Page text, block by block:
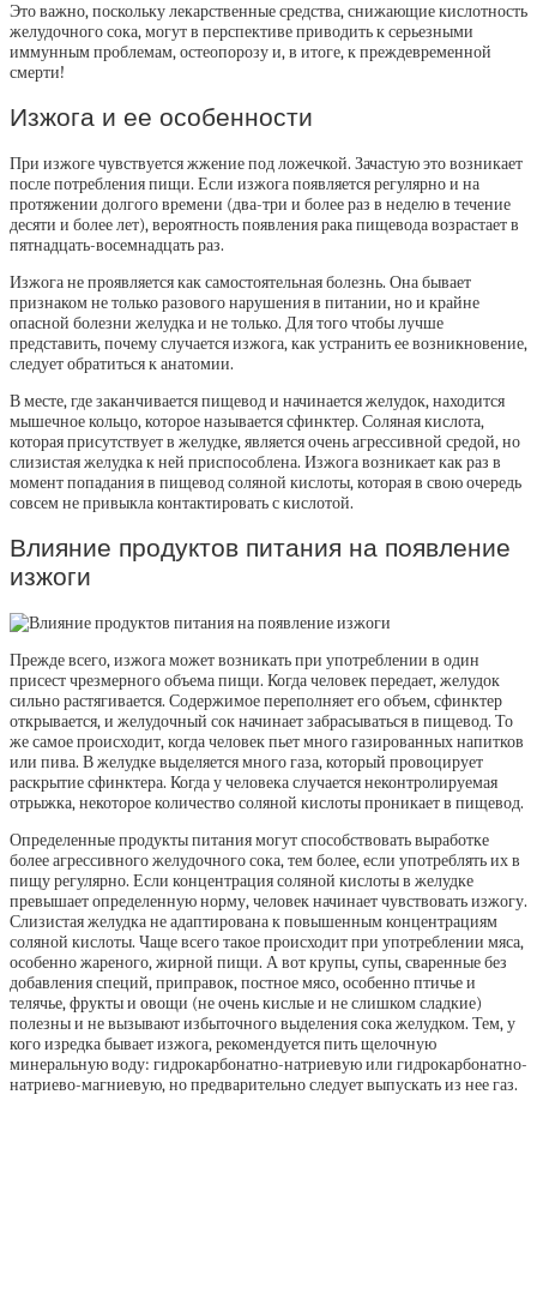
Это важно, поскольку лекарственные средства, снижающие кислотность
желудочного сока, могут в перспективе приводить к серьезными
иммунным проблемам, остеопорозу и, в итоге, к преждевременной
смерти!
Изжога и ее особенности
При изжоге чувствуется жжение под ложечкой. Зачастую это возникает
после потребления пищи. Если изжога появляется регулярно и на
протяжении долгого времени (два-три и более раз в неделю в течение
десяти и более лет), вероятность появления рака пищевода возрастает в
пятнадцать-восемнадцать раз.
Изжога не проявляется как самостоятельная болезнь. Она бывает
признаком не только разового нарушения в питании, но и крайне
опасной болезни желудка и не только. Для того чтобы лучше
представить, почему случается изжога, как устранить ее возникновение,
следует обратиться к анатомии.
В месте, где заканчивается пищевод и начинается желудок, находится
мышечное кольцо, которое называется сфинктер. Соляная кислота,
которая присутствует в желудке, является очень агрессивной средой, но
слизистая желудка к ней приспособлена. Изжога возникает как раз в
момент попадания в пищевод соляной кислоты, которая в свою очередь
совсем не привыкла контактировать с кислотой.
Влияние продуктов питания на появление
изжоги
Прежде всего, изжога может возникать при употреблении в один
присест чрезмерного объема пищи. Когда человек передает, желудок
сильно растягивается. Содержимое переполняет его объем, сфинктер
открывается, и желудочный сок начинает забрасываться в пищевод. То
же самое происходит, когда человек пьет много газированных напитков
или пива. В желудке выделяется много газа, который провоцирует
раскрытие сфинктера. Когда у человека случается неконтролируемая
отрыжка, некоторое количество соляной кислоты проникает в пищевод.
Определенные продукты питания могут способствовать выработке
более агрессивного желудочного сока, тем более, если употреблять их в
пищу регулярно. Если концентрация соляной кислоты в желудке
превышает определенную норму, человек начинает чувствовать изжогу.
Слизистая желудка не адаптирована к повышенным концентрациям
соляной кислоты. Чаще всего такое происходит при употреблении мяса,
особенно жареного, жирной пищи. А вот крупы, супы, сваренные без
добавления специй, приправок, постное мясо, особенно птичье и
телячье, фрукты и овощи (не очень кислые и не слишком сладкие)
полезны и не вызывают избыточного выделения сока желудком. Тем, у
кого изредка бывает изжога, рекомендуется пить щелочную
минеральную воду: гидрокарбонатно-натриевую или гидрокарбонатно-
натриево-магниевую, но предварительно следует выпускать из нее газ.